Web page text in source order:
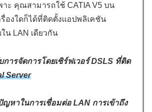
าะ คุณสามารถใช้ CATIA V5 บน
รื่องใดก็ได้ที่ติดตั้งแอปพลิเคชัน
น LAN เดียวกัน
การจัดการโดยเซิร์ฟเวอร์DSLS ที่ติด
Server
หาในการเชื่อมต่อ LAN การเข้าถึง